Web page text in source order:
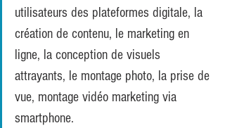
utilisateurs des plateformes digitale, la
création de contenu, le marketing en
ligne, la conception de visuels
attrayants, le montage photo, la prise de
vue, montage vidéo marketing via
smartphone.